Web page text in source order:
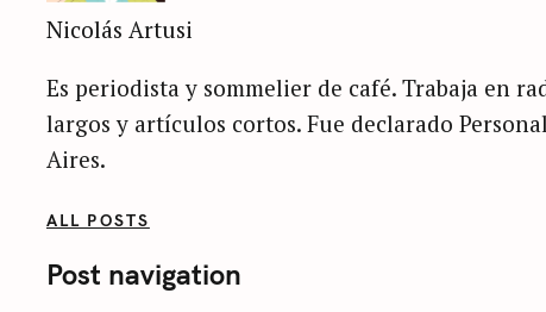
Nicolás Artusi
Es periodista y sommelier de café. Trabaja en
largos y artículos cortos. Fue declarado
Aires.
ALL POSTS
Post navigation